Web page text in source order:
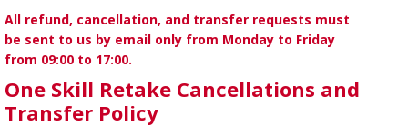
All refund, cancellation, and transfer requests must
be sent to us by email only from Monday to Friday
from 09:00 to 17:00.
One Skill Retake Cancellations and
Transfer Policy